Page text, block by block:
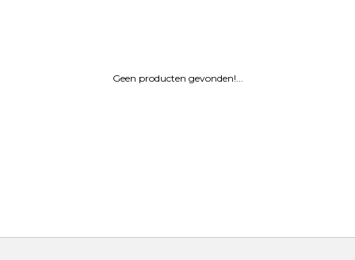
Geen producten gevonden!...